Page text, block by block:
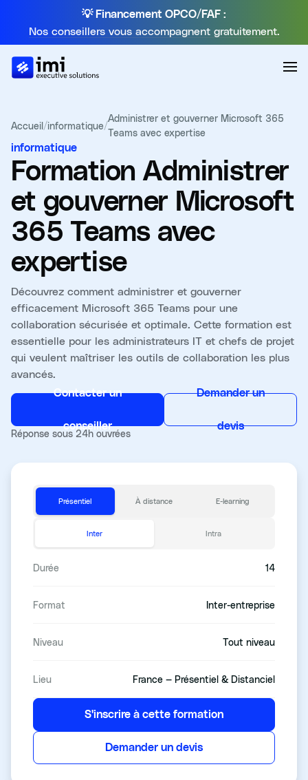
💡 Financement OPCO/FAF :
Nos conseillers vous accompagnent gratuitement.
Accueil/informatique/
Administrer et gouverner Microsoft 365
Teams avec expertise
informatique
Formation Administrer
et gouverner Microsoft
365 Teams avec
expertise
Découvrez comment administrer et gouverner
efficacement Microsoft 365 Teams pour une
collaboration sécurisée et optimale. Cette formation est
essentielle pour les administrateurs IT et chefs de projet
qui veulent maîtriser les outils de collaboration les plus
avancés.
Contacter un
conseiller
Demander un
devis
Réponse sous 24h ouvrées
Présentiel À distance E-learning
Inter Intra
Durée 14
Format Inter-entreprise
Niveau Tout niveau
Lieu France — Présentiel & Distanciel
S'inscrire à cette formation
Demander un devis